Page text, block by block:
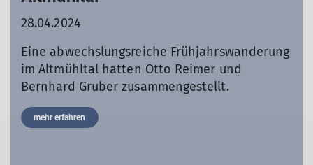
28.04.2024
Eine abwechslungsreiche Frühjahrswanderung
im Altmühltal hatten Otto Reimer und
Bernhard Gruber zusammengestellt.
mehr erfahren